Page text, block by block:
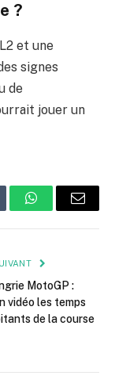
?
et une
signes
de
jouer un
WhatsApp
E-
MotoGP :
vidéo les temps
de la course